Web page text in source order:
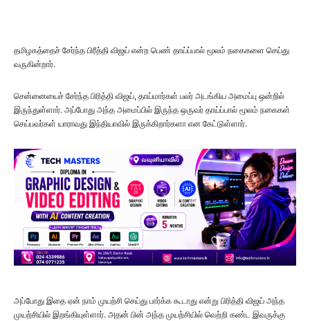
தமிழகத்தைச் சேர்ந்த பிரீத்தி விஜய் என்ற பெண் தாய்ப்பால் மூலம் நகைகளை செய்து
வருகின்றார்.
சென்னையைச் சேர்ந்த பிரித்தி விஜய், தாய்மார்கள் பலர் அடங்கிய அமைப்பு ஒன்றில்
இருந்துள்ளார். அப்போது அந்த அமைப்பில் இருந்த ஒருவர் தாய்ப்பால் மூலம் நகைகள்
செய்பவர்கள் யாராவது இந்தியாவில் இருக்கிறார்களா என கேட்டுள்ளார்.
அப்போது இதை ஏன் நாம் முயற்சி செய்து பார்க்க கூடாது என்று பிரித்தி விஜய் அந்த
முயற்சியில் இறங்கியுள்ளார். அதன் பின் அந்த முயற்சியில் வெற்றி கண்ட இவருக்கு